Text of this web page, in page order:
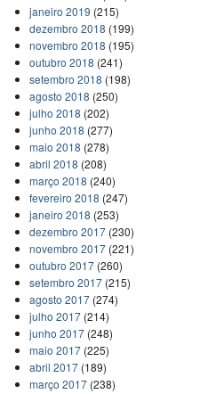
janeiro 2019 (215)
dezembro 2018 (199)
novembro 2018 (195)
outubro 2018 (241)
setembro 2018 (198)
agosto 2018 (250)
julho 2018 (202)
junho 2018 (277)
maio 2018 (278)
abril 2018 (208)
março 2018 (240)
fevereiro 2018 (247)
janeiro 2018 (253)
dezembro 2017(230)
novembro 2017(221)
outubro 2017(260)
setembro 2017(215)
agosto 2017(274)
julho 2017(214)
junho 2017(248)
maio 2017(225)
abril 2017(189)
março 2017(238)